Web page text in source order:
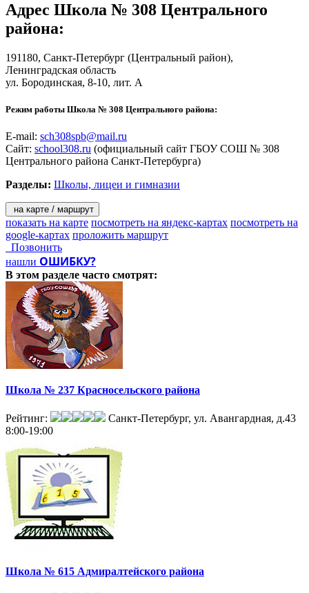
Адрес Школа № 308 Центрального
района:
191180, Санкт-Петербург (Центральный район),
Ленинградская область
ул. Бородинская, 8-10, лит. А
Режим работы Школа № 308 Центрального района:
E-mail: sch308spb@mail.ru
Сайт: school308.ru (официальный сайт ГБОУ СОШ № 308
Центрального района Санкт-Петербурга)
Разделы: Школы, лицеи и гимназии
на карте / маршрут
показать на карте посмотреть на яндекс-картах посмотреть на
google-картах проложить маршрут
Позвонить
нашли ОШИБКУ?
В этом разделе часто смотрят:
Школа № 237 Красносельского района
Рейтинг:
Санкт-Петербург, ул. Авангардная, д.43
8:00-19:00
Школа № 615 Адмиралтейского района